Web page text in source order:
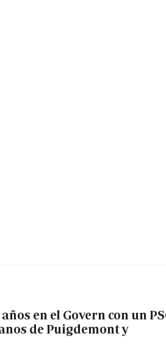
en el Govern con un
de Puigdemont y